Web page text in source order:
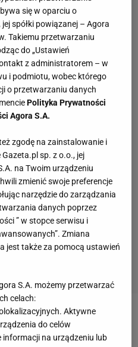
Polski już w
się w oparciu o
spółki powiązanej – Agora
Takiemu przetwarzaniu
do „Ustawień
z administratorem – w
i podmiotu, wobec którego
o przetwarzaniu danych
Polityka Prywatności
Agora S.A.
zgodę na zainstalowanie i
sp. z o.o., jej
na Twoim urządzeniu
zmienić swoje preferencje
narzędzie do zarządzania
danych poprzez
” w stopce serwisu i
Zmiana
jest także za pomocą ustawień
S.A. możemy przetwarzać
celach:
Aktywne
do celów
na urządzeniu lub